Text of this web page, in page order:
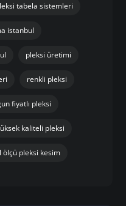
tabela sistemleri
istanbul
pleksi üretimi
renkli pleksi
fiyatlı pleksi
kaliteli pleksi
ölçü pleksi kesim